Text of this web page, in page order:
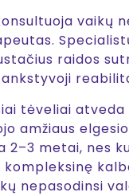
vaikų
raidos
tėveliai
amžiaus
2–3 metai, nes
kompleksinę
nepasodinsi